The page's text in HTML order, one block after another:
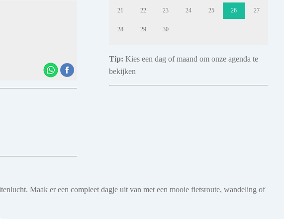
21 22 23 24 25 26 27
28 29 30
Tip: Kies een dag of maand om onze agenda te
bekijken
Maak er een compleet dagje uit van met een mooie fietsroute, wandeling of